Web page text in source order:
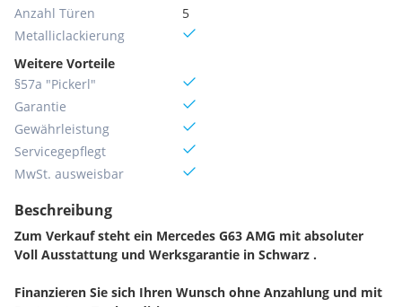
Anzahl Türen
5
Metallic­lackierung
Weitere Vorteile
§57a "Pickerl"
Garantie
Gewährleistung
Servicegepflegt
MwSt. ausweisbar
Beschreibung
Zum Verkauf steht ein Mercedes G63 AMG mit absoluter
Voll Ausstattung und Werksgarantie in Schwarz .
Finanzieren Sie sich Ihren Wunsch ohne Anzahlung und mit